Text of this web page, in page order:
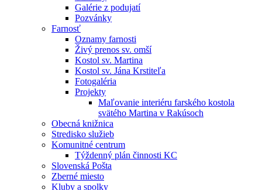
Galérie z podujatí
Pozvánky
Farnosť
Oznamy farnosti
Živý prenos sv. omší
Kostol sv. Martina
Kostol sv. Jána Krstiteľa
Fotogaléria
Projekty
Maľovanie interiéru farského kostola
svätého Martina v Rakúsoch
Obecná knižnica
Stredisko služieb
Komunitné centrum
Týždenný plán činnosti KC
Slovenská Pošta
Zberné miesto
Kluby a spolky